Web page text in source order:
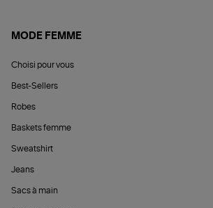
MODE FEMME
Choisi pour vous
Best-Sellers
Robes
Baskets femme
Sweatshirt
Jeans
Sacs à main